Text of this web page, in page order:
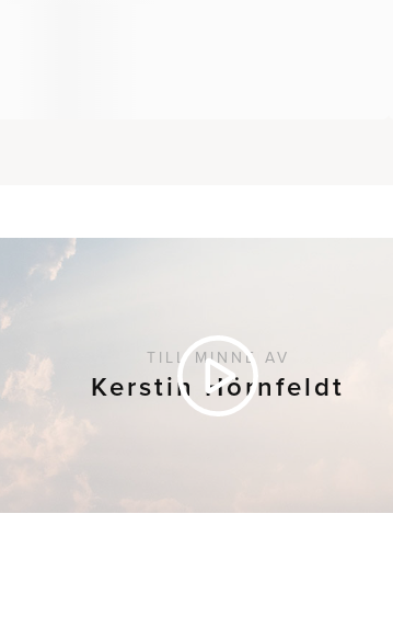
TILL MINNE AV
Kerstin Hörnfeldt